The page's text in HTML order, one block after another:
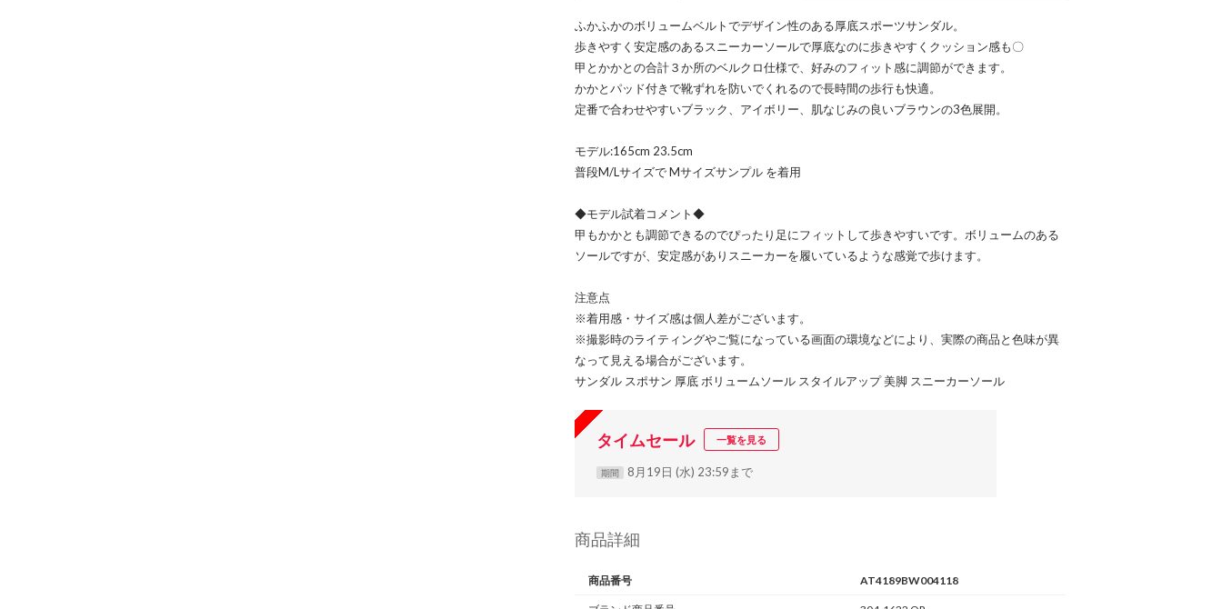
ふかふかのボリュームベルトでデザイン性のある厚底スポーツサンダル。
歩きやすく安定感のあるスニーカーソールで厚底なのに歩きやすくクッション感も〇
甲とかかとの合計３か所のベルクロ仕様で、好みのフィット感に調節ができます。
かかとパッド付きで靴ずれを防いでくれるので長時間の歩行も快適。
定番で合わせやすいブラック、アイボリー、肌なじみの良いブラウンの3色展開。
モデル:165cm 23.5cm
普段M/Lサイズで Mサイズサンプル を着用
◆モデル試着コメント◆
甲もかかとも調節できるのでぴったり足にフィットして歩きやすいです。ボリュームのある
ソールですが、安定感がありスニーカーを履いているような感覚で歩けます。
注意点
※着用感・サイズ感は個人差がございます。
※撮影時のライティングやご覧になっている画面の環境などにより、実際の商品と色味が異
なって見える場合がございます。
サンダル スポサン 厚底 ボリュームソール スタイルアップ 美脚 スニーカーソール
タイムセール 一覧を見る
期間 8月19日 (水) 23:59まで
商品詳細
商品番号 AT4189BW004118